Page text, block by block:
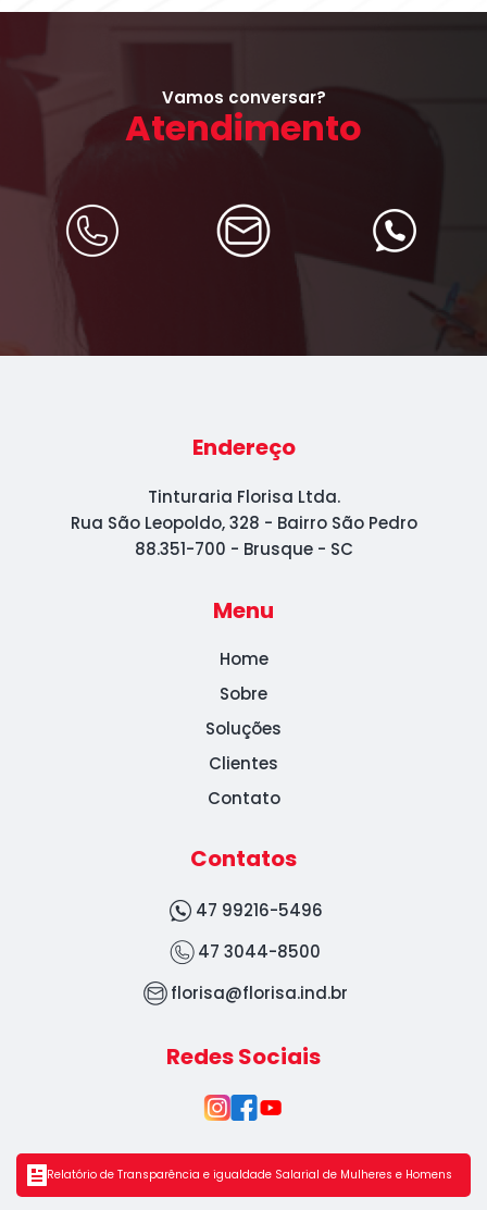
Vamos conversar?
Atendimento
Endereço
Tinturaria Florisa Ltda.
Rua São Leopoldo, 328 - Bairro São Pedro
88.351-700 - Brusque - SC
Menu
Home
Sobre
Soluções
Clientes
Contato
Contatos
47 99216-5496
47 3044-8500
florisa@florisa.ind.br
Redes Sociais
Relatório de Transparência e igualdade Salarial de Mulheres e Homens